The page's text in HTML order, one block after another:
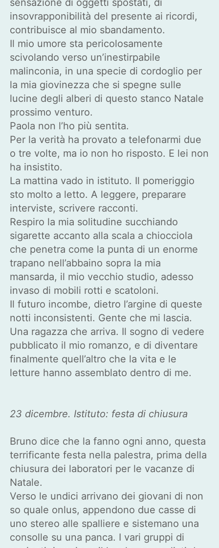
insovrapponibilità del presente ai ricordi,
contribuisce al mio sbandamento.
Il mio umore sta pericolosamente
scivolando verso un’inestirpabile
malinconia, in una specie di cordoglio per
la mia giovinezza che si spegne sulle
lucine degli alberi di questo stanco Natale
prossimo venturo.
Paola non l’ho più sentita.
Per la verità ha provato a telefonarmi due
o tre volte, ma io non ho risposto. E lei non
ha insistito.
La mattina vado in istituto. Il pomeriggio
sto molto a letto. A leggere, preparare
interviste, scrivere racconti.
Respiro la mia solitudine succhiando
sigarette accanto alla scala a chiocciola
che penetra come la punta di un enorme
trapano nell’abbaino sopra la mia
mansarda, il mio vecchio studio, adesso
invaso di mobili rotti e scatoloni.
Il futuro incombe, dietro l’argine di queste
notti inconsistenti. Gente che mi lascia.
Una ragazza che arriva. Il sogno di vedere
pubblicato il mio romanzo, e di diventare
finalmente quell’altro che la vita e le
letture hanno assemblato dentro di me.
23 dicembre. Istituto: festa di chiusura
Bruno dice che la fanno ogni anno, questa
terrificante festa nella palestra, prima della
chiusura dei laboratori per le vacanze di
Natale.
Verso le undici arrivano dei giovani di non
so quale onlus, appendono due casse di
uno stereo alle spalliere e sistemano una
consolle su una panca. I vari gruppi di